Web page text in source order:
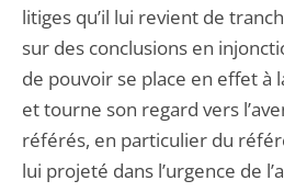
litiges qu’il lui revient de
sur des conclusions en
de pouvoir se place en effet à
et tourne son regard vers
référés, en particulier du
lui projeté dans l’urgence de